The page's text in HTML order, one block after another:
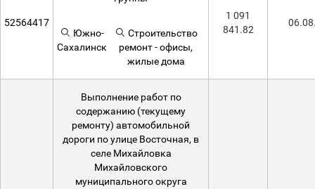
52564417
Южно-
Сахалинск
Строительство
ремонт - офисы,
жилые дома
1 091
841.82
Выполнение работ по
содержанию (текущему
ремонту) автомобильной
дороги по улице Восточная, в
селе Михайловка
Михайловского
муниципального округа